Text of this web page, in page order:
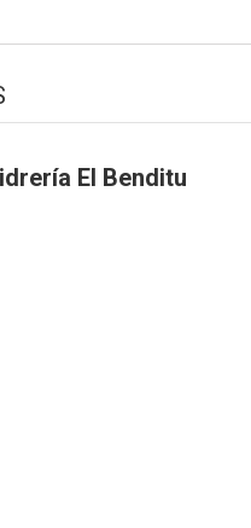
El Benditu